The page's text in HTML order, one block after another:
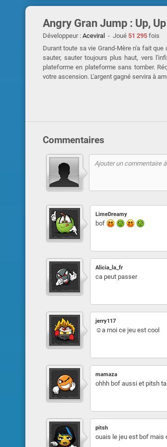
Angry Gran Jump : Up,
Développeur : Aceviral - Joué 51 295fois
Durant toute sa vie Grand-Mère n'a fait
sauter, sauter toujours plus haut, vers
plateforme en plateforme sans tomber.
votre ascension. L'argent gagné servira à
Commentaires
LimeDreamy
bof
Alicia_la_fr
ca peut passer
jerry117
☺a moi ce jeu est cool
mamaza
ohhh bof aussi et pitsh
pitsh
ouais le jeu est bof mais